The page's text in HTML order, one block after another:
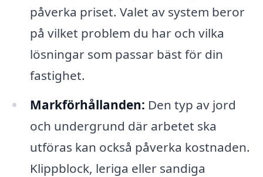
påverka priset. Valet av system beror
på vilket problem du har och vilka
lösningar som passar bäst för din
fastighet.
Markförhållanden: Den typ av jord
och undergrund där arbetet ska
utföras kan också påverka kostnaden.
Klippblock, leriga eller sandiga